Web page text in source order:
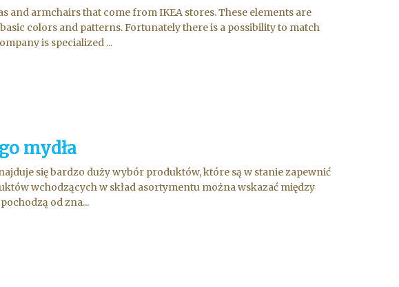
and armchairs that come from IKEA stores. These elements are
colors and patterns. Fortunately there is a possibility to match
is specialized ...
mydła
się bardzo duży wybór produktów, które są w stanie zapewnić
wchodzących w skład asortymentu można wskazać między
od zna...